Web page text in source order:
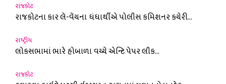
રાજકોટ
રાજકોટના કાર લે-વેંચના ધંધાર્થીએ પોલીસ કમિશનર કચેરી...
રાષ્ટ્રીય
લોકસભામાં ભારે હોબાળા વચ્ચે એન્ટિ પેપર લીક...
રાજકોટ